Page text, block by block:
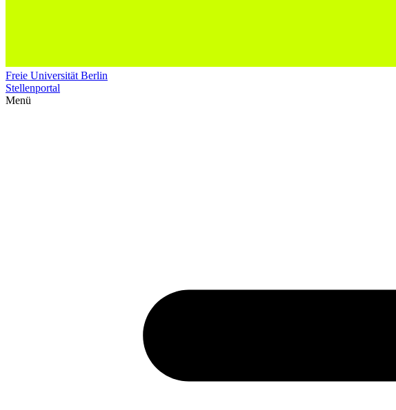
Freie Universität Berlin
Stellenportal
Menü